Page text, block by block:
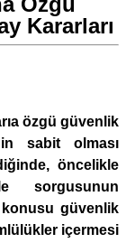
Kararları
özgü güvenlik
sabit olması
öncelikle
sorgusunun
konusu güvenlik
içermesi